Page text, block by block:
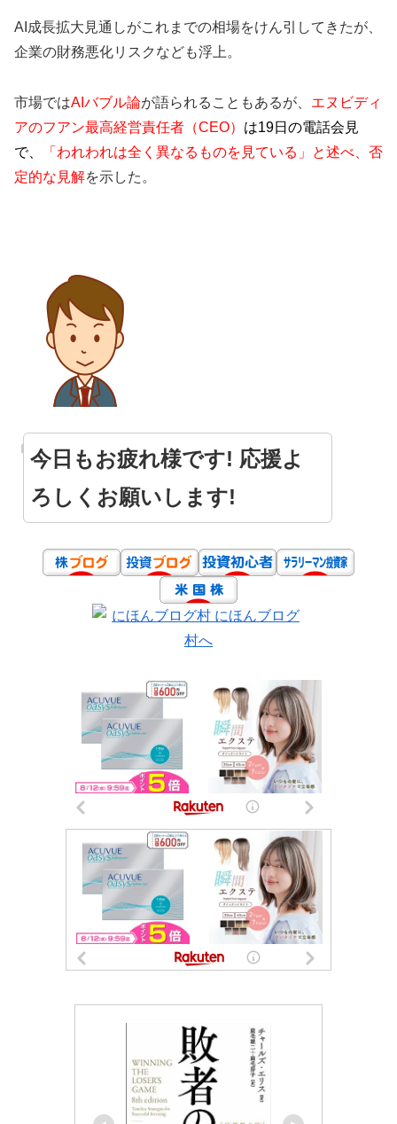
AI成長拡大見通しがこれまでの相場をけん引してきたが、
企業の財務悪化リスクなども浮上。
市場ではAIバブル論が語られることもあるが、 エヌビディ
アのフアン最高経営責任者（CEO） は19日の電話会見
で、
「われわれは全く異なるものを見ている」と述べ、否
定的な見解を示した。
今日もお疲れ様です! 応援よ
ろしくお願いします!